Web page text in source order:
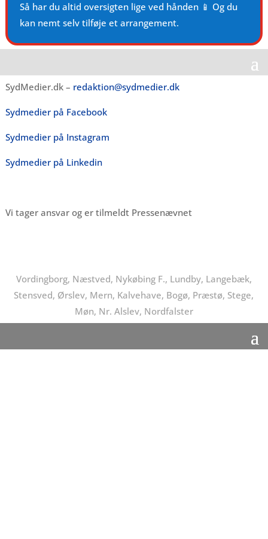
Så har du altid oversigten lige ved hånden 📱 Og du
kan nemt selv tilføje et arrangement.
SydMedier.dk – redaktion@sydmedier.dk
Sydmedier på Facebook
Sydmedier på Instagram
Sydmedier på Linkedin
Vi tager ansvar og er tilmeldt Pressenævnet
Vordingborg, Næstved, Nykøbing F., Lundby, Langebæk,
Stensved, Ørslev, Mern, Kalvehave, Bogø, Præstø, Stege,
Møn, Nr. Alslev, Nordfalster